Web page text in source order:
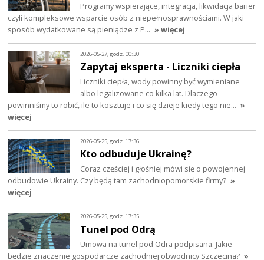
Programy wspierające, integracja, likwidacja barier
czyli kompleksowe wsparcie osób z niepełnosprawnościami. W jaki
sposób wydatkowane są pieniądze z P… » więcej
2026-05-27, godz. 00:30
Zapytaj eksperta - Liczniki ciepła
Liczniki ciepła, wody powinny być wymieniane
albo legalizowane co kilka lat. Dlaczego
powinniśmy to robić, ile to kosztuje i co się dzieje kiedy tego nie… »
więcej
2026-05-25, godz. 17:36
Kto odbuduje Ukrainę?
Coraz częściej i głośniej mówi się o powojennej
odbudowie Ukrainy. Czy będą tam zachodniopomorskie firmy? »
więcej
2026-05-25, godz. 17:35
Tunel pod Odrą
Umowa na tunel pod Odra podpisana. Jakie
będzie znaczenie gospodarcze zachodniej obwodnicy Szczecina? »